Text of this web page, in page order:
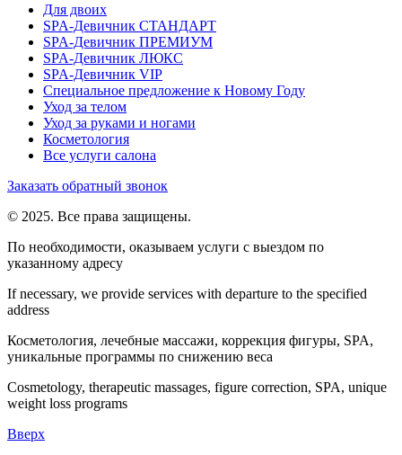
Для двоих
SPA-Девичник СТАНДАРТ
SPA-Девичник ПРЕМИУМ
SPA-Девичник ЛЮКС
SPA-Девичник VIP
Специальное предложение к Новому Году
Уход за телом
Уход за руками и ногами
Косметология
Все услуги салона
Заказать обратный звонок
© 2025. Все права защищены.
По необходимости, оказываем услуги с выездом по
указанному адресу
If necessary, we provide services with departure to the specified
address
Косметология, лечебные массажи, коррекция фигуры, SPA,
уникальные программы по снижению веса
Cosmetology, therapeutic massages, figure correction, SPA, unique
weight loss programs
Вверх